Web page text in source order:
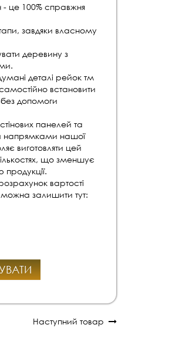
- це 100% справжня
завдяки власному
деревину з
деталі рейок тм
встановити
без допомоги
панелей та
напрямками нашої
виготовляти цей
що зменшує
вартості
залишити тут:
Наступний товар